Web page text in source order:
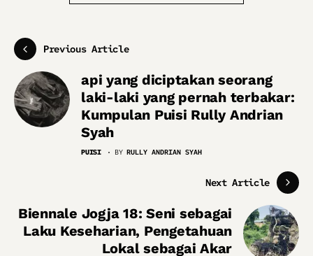
Previous Article
api yang diciptakan seorang
laki-laki yang pernah terbakar:
Kumpulan Puisi Rully Andrian
Syah
PUISI BY RULLY ANDRIAN SYAH
Next Article
Biennale Jogja 18: Seni sebagai
Laku Keseharian, Pengetahuan
Lokal sebagai Akar